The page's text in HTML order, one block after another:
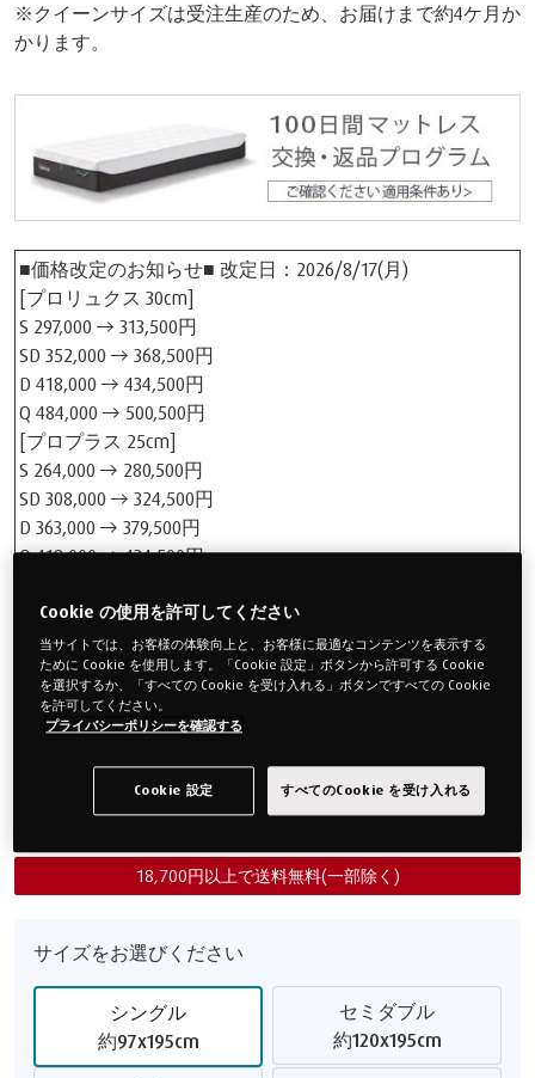
※クイーンサイズは受注生産のため、お届けまで約4ケ月か
かります。
■価格改定のお知らせ■ 改定日：2026/8/17(月)
[プロリュクス 30cm]
S 297,000 → 313,500円
SD 352,000 → 368,500円
D 418,000 → 434,500円
Q 484,000 → 500,500円
[プロプラス 25cm]
S 264,000 → 280,500円
SD 308,000 → 324,500円
D 363,000 → 379,500円
Q 418,000 → 434,500円
S 231,000 → 247,500円
SD 264,000 → 280,500円
D 308,000 → 324,500円
Q 352,000 → 368,500円
価格改定製品一覧を見る >
¥297,000
18,700円以上で送料無料(一部除く)
サイズをお選びください
シングル
約97x195cm
セミダブル
約120x195cm
Cookie の使用を許可してください
当サイトでは、お客様の体験向上と、お客様に最適なコンテンツを表示する
ために Cookie を使用します。「Cookie 設定」ボタンから許可する Cookie
を選択するか、「すべての Cookie を受け入れる」ボタンですべての Cookie
を許可してください。
プライバシーポリシーを確認する
Cookie 設定 すべてのCookie を受け入れる